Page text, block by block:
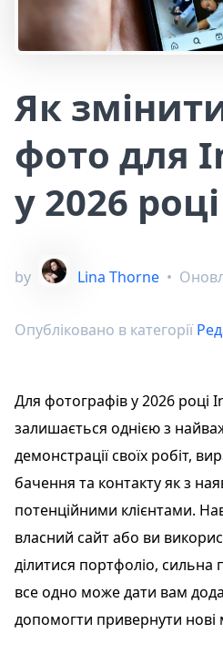
Як
фото для
у 2026 році
by Lina Thorne •
Опубліковано в категорії
Для фотографів у 2026 році
залишається однією з
демонстрації своїх робіт,
бачення та контакту як з
потенційними клієнтами.
власний сайт або ви
ділитися портфоліо, сильна
все одно може дати вам
допомогти привернути нові